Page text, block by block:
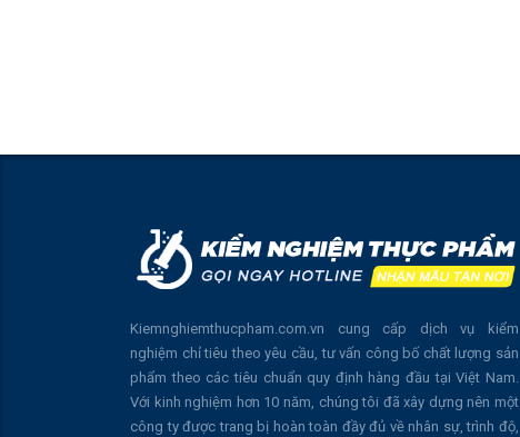
Kiemnghiemthucpham.com.vn cung cấp dịch vụ kiểm
nghiệm chỉ tiêu theo yêu cầu, tư vấn công bố chất lượng sản
phẩm theo các tiêu chuẩn quy định hàng đầu tại Việt Nam.
Với kinh nghiệm hơn 10 năm, chúng tôi đã xây dựng nên một
công ty được trang bị hoàn toàn đầy đủ về nhân sự, trình độ,